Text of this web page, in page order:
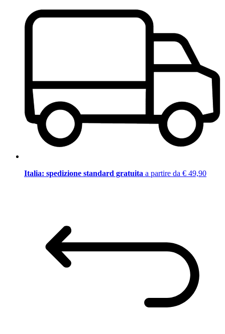
Italia: spedizione standard gratuita a partire da € 49,90